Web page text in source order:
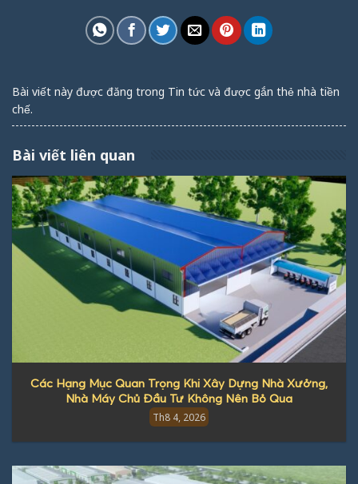
Bài viết này được đăng trong Tin tức và được gắn thẻ nhà tiền
chế.
Bài viết liên quan
Các Hạng Mục Quan Trọng Khi Xây Dựng Nhà Xưởng,
Nhà Máy Chủ Đầu Tư Không Nên Bỏ Qua
Th8 4, 2026